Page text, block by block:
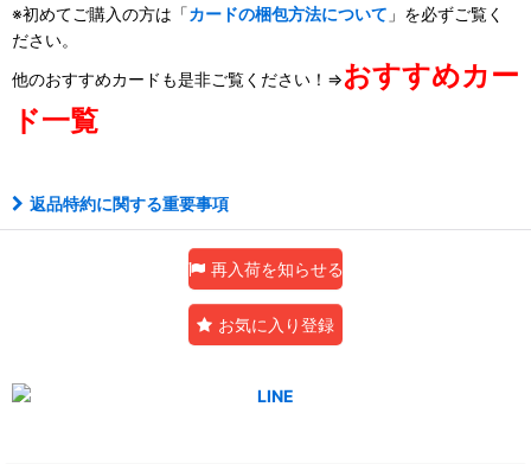
※初めてご購入の方は「カードの梱包方法について 」を必ずご覧く
ださい。
他のおすすめカードも是非ご覧ください！⇒おすすめカー
ド一覧
返品特約に関する重要事項
再入荷を知らせる
お気に入り登録